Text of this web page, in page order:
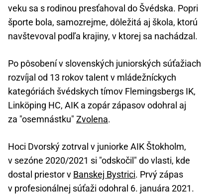
veku sa s rodinou presťahoval do Švédska. Popri
športe bola, samozrejme, dôležitá aj škola, ktorú
navštevoval podľa krajiny, v ktorej sa nachádzal.
Po pôsobení v slovenských juniorských súťažiach
rozvíjal od 13 rokov talent v mládežníckych
kategóriách švédskych tímov Flemingsbergs IK,
Linköping HC, AIK a zopár zápasov odohral aj
za "osemnástku" Zvolena.
Hoci Dvorský zotrval v juniorke AIK Štokholm,
v sezóne 2020/2021 si "odskočil" do vlasti, kde
dostal priestor v Banskej Bystrici. Prvý zápas
v profesionálnej súťaži odohral 6. januára 2021.